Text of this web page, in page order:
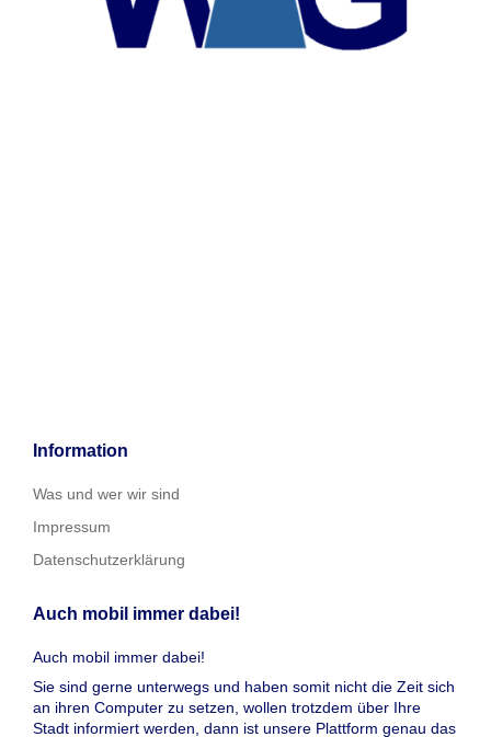
Information
Was und wer wir sind
Impressum
Datenschutzerklärung
Auch mobil immer dabei!
Auch mobil immer dabei!
Sie sind gerne unterwegs und haben somit nicht die Zeit sich
an ihren Computer zu setzen, wollen trotzdem über Ihre
Stadt informiert werden, dann ist unsere Plattform genau das